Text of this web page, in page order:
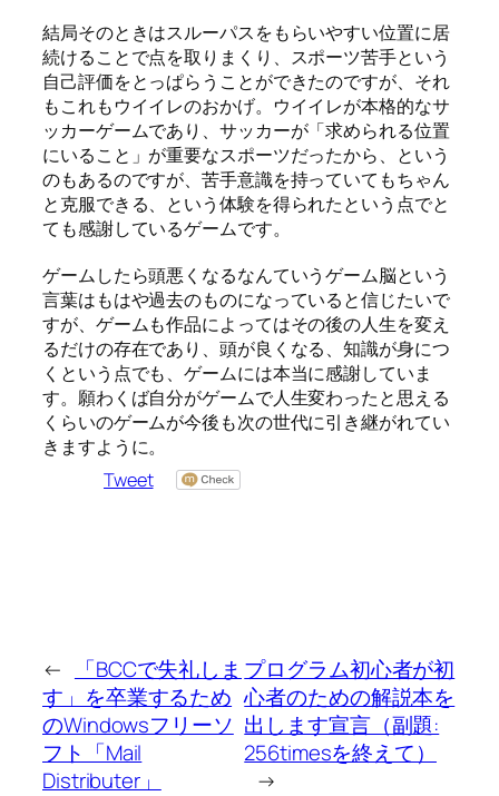
結局そのときはスルーパスをもらいやすい位置に居
続けることで点を取りまくり、スポーツ苦手という
自己評価をとっぱらうことができたのですが、それ
もこれもウイイレのおかげ。ウイイレが本格的なサ
ッカーゲームであり、サッカーが「求められる位置
にいること」が重要なスポーツだったから、という
のもあるのですが、苦手意識を持っていてもちゃん
と克服できる、という体験を得られたという点でと
ても感謝しているゲームです。
ゲームしたら頭悪くなるなんていうゲーム脳という
言葉はもはや過去のものになっていると信じたいで
すが、ゲームも作品によってはその後の人生を変え
るだけの存在であり、頭が良くなる、知識が身につ
くという点でも、ゲームには本当に感謝していま
す。願わくば自分がゲームで人生変わったと思える
くらいのゲームが今後も次の世代に引き継がれてい
きますように。
Tweet
←
「BCCで失礼しま
す」を卒業するため
のWindowsフリーソ
フト「Mail
Distributer」
プログラム初心者が初
心者のための解説本を
出します宣言（副題:
256timesを終えて）
→